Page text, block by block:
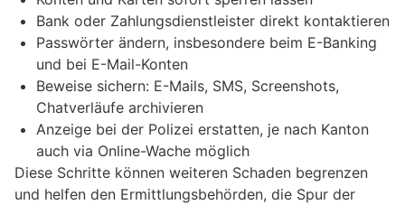
Bank oder Zahlungsdienstleister direkt kontaktieren
Passwörter ändern, insbesondere beim E-Banking
und bei E-Mail-Konten
Beweise sichern: E-Mails, SMS, Screenshots,
Chatverläufe archivieren
Anzeige bei der Polizei erstatten, je nach Kanton
auch via Online-Wache möglich
Diese Schritte können weiteren Schaden begrenzen
und helfen den Ermittlungsbehörden, die Spur der